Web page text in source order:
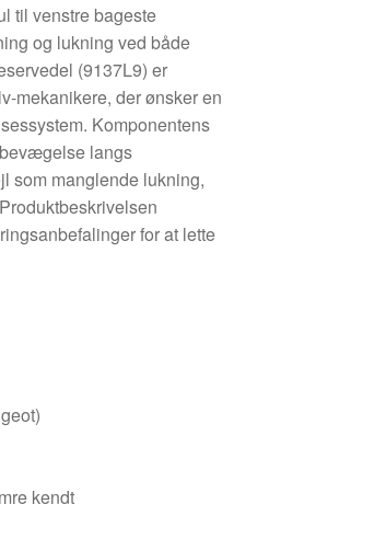
til venstre bageste
og lukning ved både
(9137L9) er
mekanikere, der ønsker en
Komponentens
langs
som manglende lukning,
for at lette
kendt